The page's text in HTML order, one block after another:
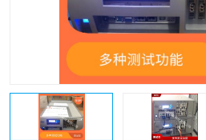
发包仪IXIA XGS2